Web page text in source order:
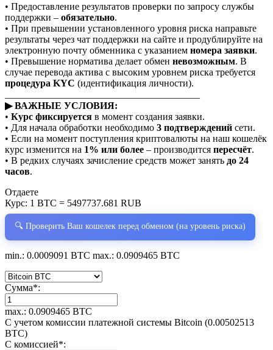
• Предоставление результатов проверки по запросу службы
поддержки – обязательно.
• При превышении установленного уровня риска направьте
результаты через чат поддержки на сайте и продублируйте на
электронную почту обменника с указанием номера заявки.
• Превышение норматива делает обмен невозможным. В
случае перевода актива с высоким уровнем риска требуется
процедура KYC (идентификация личности).
▶ ВАЖНЫЕ УСЛОВИЯ:
• Курс фиксируется в момент создания заявки.
• Для начала обработки необходимо 3 подтверждений сети.
• Если на момент поступления криптовалюты на наш кошелёк
курс изменится на 1% или более – производится пересчёт.
• В редких случаях зачисление средств может занять до 24
часов.
Отдаете
Курс: 1 BTC = 5497737.681 RUB
🔍 Проверить Ваш кошелек перед обменом (на уровень риска)
min.: 0.0009091 BTC max.: 0.0909465 BTC
Сумма*:
max.: 0.0909465 BTC
С учетом комиссии платежной системы Bitcoin (0.00502513
BTC)
С комиссией*: